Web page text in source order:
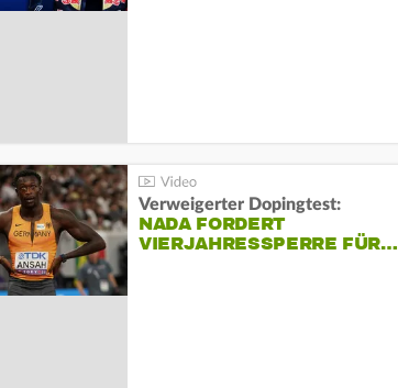
Verweigerter Dopingtest:
NADA FORDERT
VIERJAHRESSPERRE FÜR…